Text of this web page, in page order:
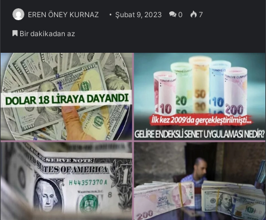
EREN ÖNEY KURNAZ Şubat 9, 2023 0 7
Bir dakikadan az